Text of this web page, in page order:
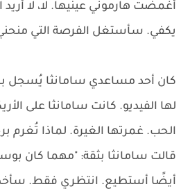
أغمضت هارموني عينيها. لا، لا أريد
يكفي. سأستغل الفرصة التي
كان أحد مساعدي سامانثا يُسجل
لها الفيديو. كانت سامانثا على
الحب. غمرتها الغيرة. لماذا تُغرم
قالت سامانثا بثقة: "مهما كان
أيضًا أستطيع. انتظري فقط.